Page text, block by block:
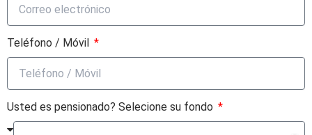
Teléfono / Móvil
Usted es pensionado? Selecione su fondo